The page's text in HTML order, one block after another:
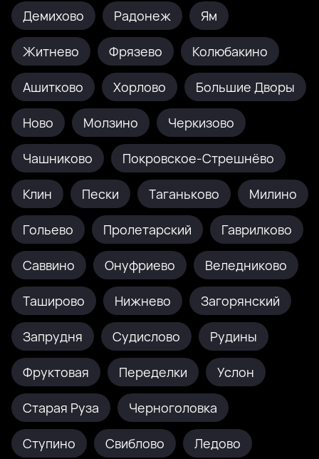
Демихово Радонеж Ям
Житнево Фрязево Колюбакино
Ашитково Хорлово Большие Дворы
Ново Молзино Черкизово
Чашниково Покровское-Стрешнёво
Клин Пески Таганьково Милино
Гольево Пролетарский Гаврилково
Саввино Онуфриево Веледниково
Таширово Нижнево Загорянский
Запрудня Судислово Рудины
Фруктовая Переделки Услон
Старая Руза Черноголовка
Ступино Свиблово Ледово